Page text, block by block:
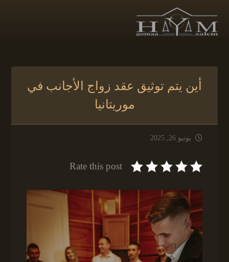
أين يتم توثيق عقد زواج الأجانب في
موريتانيا
يونيو 26, 2025
Rate this post